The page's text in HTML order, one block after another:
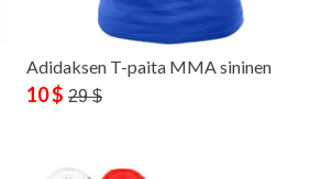
Adidaksen T-paita MMA sininen
10 $ 29 $